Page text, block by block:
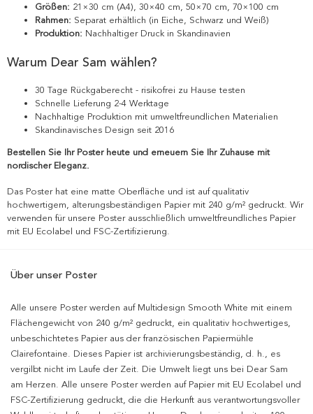
Größen: 21×30 cm (A4), 30×40 cm, 50×70 cm, 70×100 cm
Rahmen: Separat erhältlich (in Eiche, Schwarz und Weiß)
Produktion: Nachhaltiger Druck in Skandinavien
Warum Dear Sam wählen?
30 Tage Rückgaberecht - risikofrei zu Hause testen
Schnelle Lieferung 2-4 Werktage
Nachhaltige Produktion mit umweltfreundlichen Materialien
Skandinavisches Design seit 2016
Bestellen Sie Ihr Poster heute und erneuern Sie Ihr Zuhause mit
nordischer Eleganz.
Das Poster hat eine matte Oberfläche und ist auf qualitativ
hochwertigem, alterungsbeständigen Papier mit 240 g/m² gedruckt. Wir
verwenden für unsere Poster ausschließlich umweltfreundliches Papier
mit EU Ecolabel und FSC-Zertifizierung.
Über unser Poster
Alle unsere Poster werden auf Multidesign Smooth White mit einem
Flächengewicht von 240 g/m² gedruckt, ein qualitativ hochwertiges,
unbeschichtetes Papier aus der französischen Papiermühle
Clairefontaine. Dieses Papier ist archivierungsbeständig, d. h., es
vergilbt nicht im Laufe der Zeit. Die Umwelt liegt uns bei Dear Sam
am Herzen. Alle unsere Poster werden auf Papier mit EU Ecolabel und
FSC-Zertifizierung gedruckt, die die Herkunft aus verantwortungsvoller